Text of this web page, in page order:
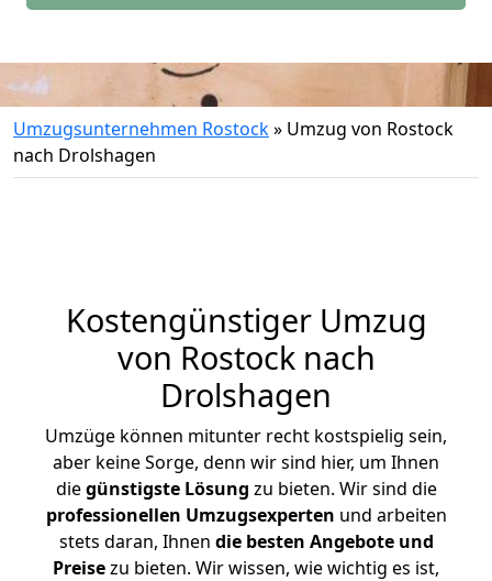
Umzugsunternehmen Rostock» Umzug von Rostock
nach Drolshagen
Kostengünstiger Umzug
von Rostock nach
Drolshagen
Umzüge können mitunter recht kostspielig sein,
aber keine Sorge, denn wir sind hier, um Ihnen
diegünstigste Lösung zu bieten. Wir sind die
professionellen Umzugsexperten und arbeiten
stets daran, Ihnen die besten Angebote und
Preisezu bieten. Wir wissen, wie wichtig es ist,